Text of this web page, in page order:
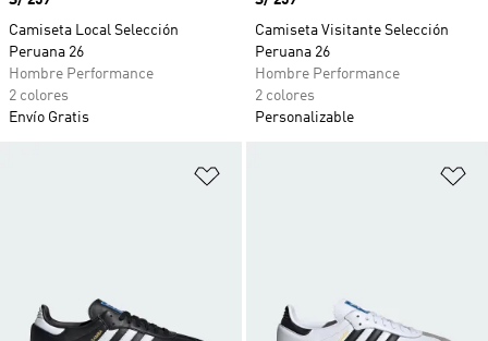
Camiseta Local Selección
Peruana 26
Hombre Performance
2 colores
Envío Gratis
Camiseta Visitante Selección
Peruana 26
Hombre Performance
2 colores
Personalizable